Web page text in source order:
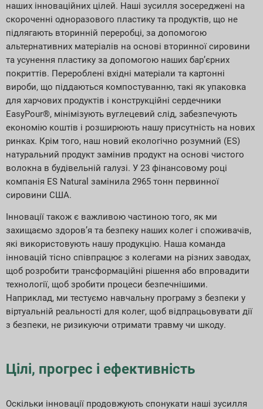
наших інноваційних цілей. Наші зусилля зосереджені на
скороченні одноразового пластику та продуктів, що не
підлягають вторинній переробці, за допомогою
альтернативних матеріалів на основі вторинної сировини
та усунення пластику за допомогою наших бар’єрних
покриттів. Перероблені вхідні матеріали та картонні
вироби, що піддаються компостуванню, такі як упаковка
для харчових продуктів і конструкційні сердечники
EasyPour®, мінімізують вуглецевий слід, забезпечують
економію коштів і розширюють нашу присутність на нових
ринках. Крім того, наш новий екологічно розумний (ES)
натуральний продукт замінив продукт на основі чистого
волокна в будівельній галузі. У 23 фінансовому році
компанія ES Natural замінила 2965 тонн первинної
сировини США.
Інновації також є важливою частиною того, як ми
захищаємо здоров’я та безпеку наших колег і споживачів,
які використовують нашу продукцію. Наша команда
інновацій тісно співпрацює з колегами на різних заводах,
щоб розробити трансформаційні рішення або впровадити
технології, щоб зробити процеси безпечнішими.
Наприклад, ми тестуємо навчальну програму з безпеки у
віртуальній реальності для колег, щоб відпрацьовувати дії
з безпеки, не ризикуючи отримати травму чи шкоду.
Цілі, прогрес і ефективність
Оскільки інновації продовжують спонукати наші зусилля